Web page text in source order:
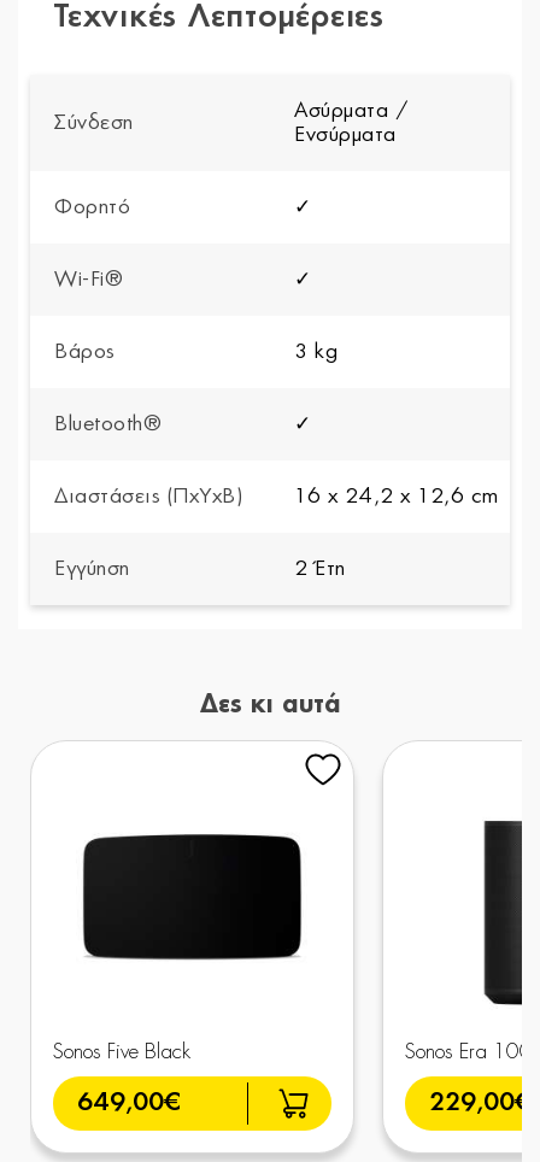
Τεχνικές Λεπτομέρειες
Σύνδεση
Ασύρματα /
Ενσύρματα
Φορητό ✓
Wi-Fi® ✓
Βάρος 3 kg
Bluetooth® ✓
Διαστάσεις (ΠxYxΒ) 16 x 24,2 x 12,6 cm
Εγγύηση 2 Έτη
Δες κι αυτά
Sonos Five Black
649,00€
Sonos Era 100
229,00€